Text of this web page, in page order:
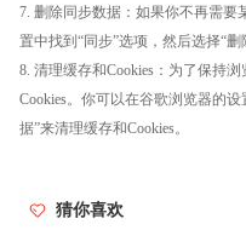
7. 删除同步数据：如果你不再需
置中找到“同步”选项，然后选择“删
8. 清理缓存和Cookies：为了保持
Cookies。你可以在谷歌浏览器的
据”来清理缓存和Cookies。
猜你喜欢